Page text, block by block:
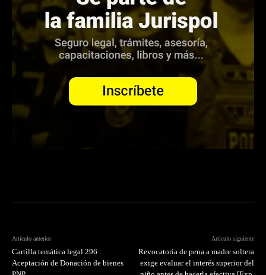
Artículo anterior
Cartilla temática legal 296 :
Aceptación de Donación de bienes
Artículo siguiente
Revocatoria de pena a madre soltera
exige evaluar el interés superior del